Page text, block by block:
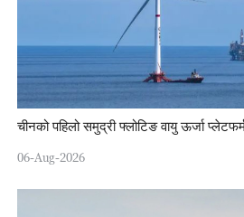
चीनको पहिलो समुद्री फ्लोटिङ वायु ऊर्जा
06-Aug-2026